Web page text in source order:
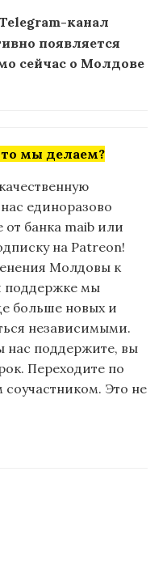
канал
появляется
сейчас о Молдове
мы делаем?
единоразово
от банка maib или
на Patreon!
Молдовы к
поддержке мы
больше новых и
независимыми.
нас поддержите, вы
Переходите по
Это не